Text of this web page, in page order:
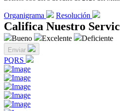
Organigrama Resolución
Califica Nuestro
Bueno Excelente Deficiente
Enviar
PQRS